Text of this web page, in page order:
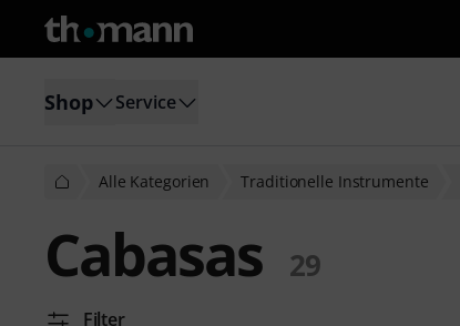
Shop Service
Alle Kategorien Traditionelle Instrumente
Cabasas 29
Filter